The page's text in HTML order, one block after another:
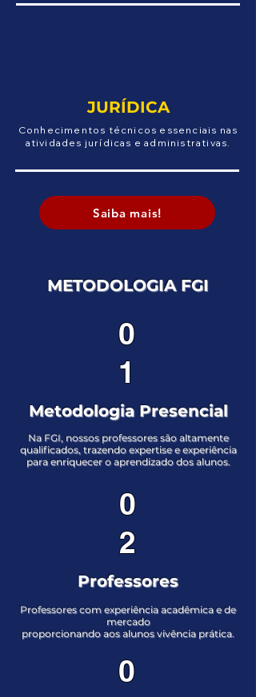
JURÍDICA
Conhecimentos técnicos essenciais nas
atividades jurídicas e administrativas.
Saiba mais!
METODOLOGIA FGI
0
1
Metodologia Presencial
Na FGI, nossos professores são altamente
qualificados, trazendo expertise e experiência
para enriquecer o aprendizado dos alunos.
0
2
Professores
Professores com experiência acadêmica e de
mercado
proporcionando aos alunos vivência prática.
0